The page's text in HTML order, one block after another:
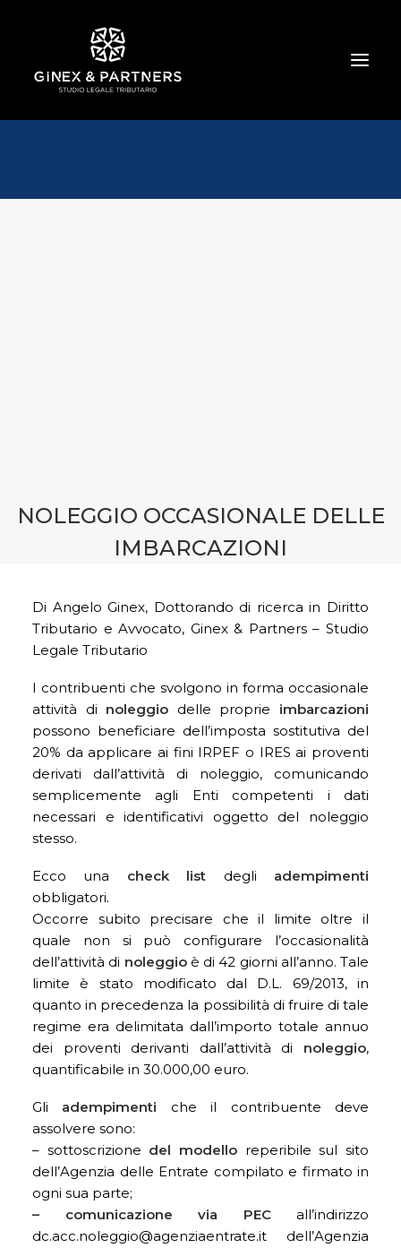
CHI SIAMO
NOLEGGIO OCCASIONALE DELLE
IMBARCAZIONI
Di Angelo Ginex, Dottorando di ricerca in Diritto
Tributario e Avvocato, Ginex & Partners – Studio
Legale Tributario
I contribuenti che svolgono in forma occasionale
attività di noleggio delle proprie imbarcazioni
possono beneficiare dell’imposta sostitutiva del
20% da applicare ai fini IRPEF o IRES ai proventi
derivati dall’attività di noleggio, comunicando
semplicemente agli Enti competenti i dati
necessari e identificativi oggetto del noleggio
stesso.
Ecco una check list degli adempimenti
obbligatori.
Occorre subito precisare che il limite oltre il
quale non si può configurare l’occasionalità
dell’attività di noleggioè di 42 giorni all’anno. Tale
limite è stato modificato dal D.L. 69/2013, in
quanto in precedenza la possibilità di fruire di tale
regime era delimitata dall’importo totale annuo
dei proventi derivanti dall’attività di noleggio,
quantificabile in 30.000,00 euro.
Gli adempimenti che il contribuente deve
assolvere sono:
– sottoscrizione del modello reperibile sul sito
dell’Agenzia delle Entrate compilato e firmato in
ogni sua parte;
– comunicazione via PECall’indirizzo
dc.acc.noleggio@agenziaentrate.it dell’Agenzia